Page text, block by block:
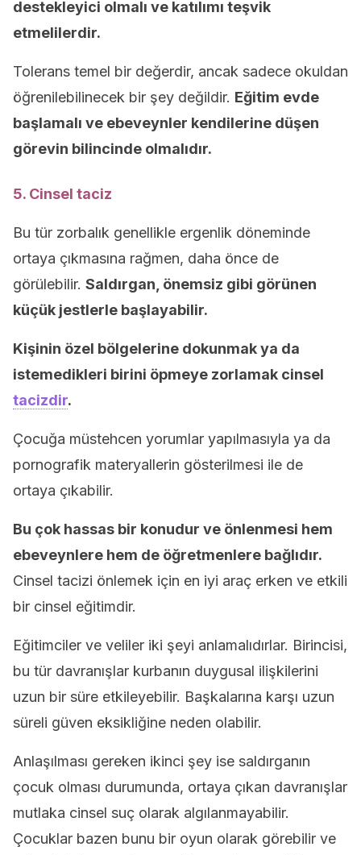
destekleyici olmalı ve katılımı teşvik
etmelilerdir.
Tolerans temel bir değerdir, ancak sadece okuldan
öğrenilebilinecek bir şey değildir. Eğitim evde
başlamalı ve ebeveynler kendilerine düşen
görevin bilincinde olmalıdır.
5. Cinsel taciz
Bu tür zorbalık genellikle ergenlik döneminde
ortaya çıkmasına rağmen, daha önce de
görülebilir. Saldırgan, önemsiz gibi görünen
küçük jestlerle başlayabilir.
Kişinin özel bölgelerine dokunmak ya da
istemedikleri birini öpmeye zorlamak cinsel
tacizdir.
Çocuğa müstehcen yorumlar yapılmasıyla ya da
pornografik materyallerin gösterilmesi ile de
ortaya çıkabilir.
Bu çok hassas bir konudur ve önlenmesi hem
ebeveynlere hem de öğretmenlere bağlıdır.
Cinsel tacizi önlemek için en iyi araç erken ve etkili
bir cinsel eğitimdir.
Eğitimciler ve veliler iki şeyi anlamalıdırlar. Birincisi,
bu tür davranışlar kurbanın duygusal ilişkilerini
uzun bir süre etkileyebilir. Başkalarına karşı uzun
süreli güven eksikliğine neden olabilir.
Anlaşılması gereken ikinci şey ise saldırganın
çocuk olması durumunda, ortaya çıkan davranışlar
mutlaka cinsel suç olarak algılanmayabilir.
Çocuklar bazen bunu bir oyun olarak görebilir ve